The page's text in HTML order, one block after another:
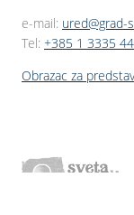
e-mail: ured@grad-
Tel: +385 1 3335
Obrazac za